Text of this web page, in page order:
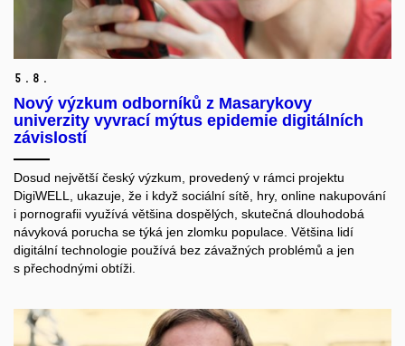
5. 8.
Nový výzkum odborníků z Masarykovy
univerzity vyvrací mýtus epidemie digitálních
závislostí
Dosud největší český výzkum, provedený v rámci projektu
DigiWELL, ukazuje, že i když sociální sítě, hry, online nakupování
i pornografii využívá většina dospělých, skutečná dlouhodobá
návyková porucha se týká jen zlomku populace. Většina lidí
digitální technologie používá bez závažných problémů a jen
s přechodnými obtíži.